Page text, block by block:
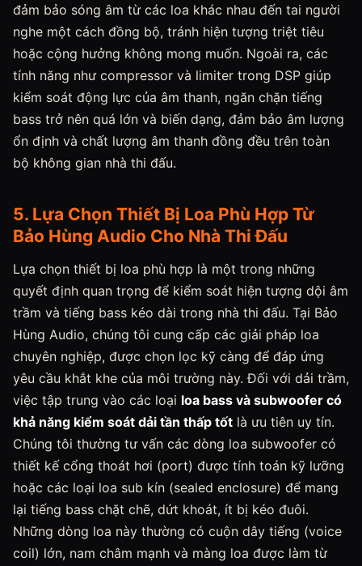
đảm bảo sóng âm từ các loa khác nhau đến tai người
nghe một cách đồng bộ, tránh hiện tượng triệt tiêu
hoặc cộng hưởng không mong muốn. Ngoài ra, các
tính năng như compressor và limiter trong DSP giúp
kiểm soát động lực của âm thanh, ngăn chặn tiếng
bass trở nên quá lớn và biến dạng, đảm bảo âm lượng
ổn định và chất lượng âm thanh đồng đều trên toàn
bộ không gian nhà thi đấu.
5. Lựa Chọn Thiết Bị Loa Phù Hợp Từ
Bảo Hùng Audio Cho Nhà Thi Đấu
Lựa chọn thiết bị loa phù hợp là một trong những
quyết định quan trọng để kiểm soát hiện tượng dội âm
trầm và tiếng bass kéo dài trong nhà thi đấu. Tại Bảo
Hùng Audio, chúng tôi cung cấp các giải pháp loa
chuyên nghiệp, được chọn lọc kỹ càng để đáp ứng
yêu cầu khắt khe của môi trường này. Đối với dải trầm,
việc tập trung vào các loại loa bass và subwoofer có
khả năng kiểm soát dải tần thấp tốt là ưu tiên uy tín.
Chúng tôi thường tư vấn các dòng loa subwoofer có
thiết kế cổng thoát hơi (port) được tính toán kỹ lưỡng
hoặc các loại loa sub kín (sealed enclosure) để mang
lại tiếng bass chặt chẽ, dứt khoát, ít bị kéo đuôi.
Những dòng loa này thường có cuộn dây tiếng (voice
coil) lớn, nam châm mạnh và màng loa được làm từ